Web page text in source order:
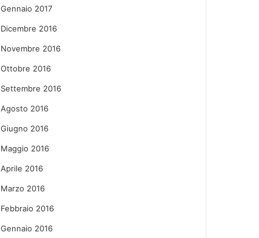
Gennaio 2017
Dicembre 2016
Novembre 2016
Ottobre 2016
Settembre 2016
Agosto 2016
Giugno 2016
Maggio 2016
Aprile 2016
Marzo 2016
Febbraio 2016
Gennaio 2016